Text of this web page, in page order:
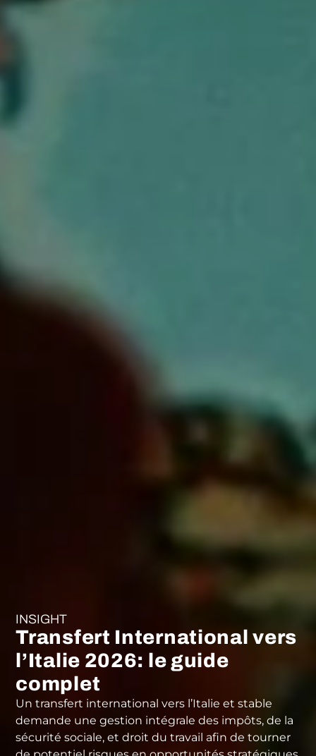
INSIGHT
Transfert International vers
l’Italie 2026: le guide
complet
Un transfert international vers l’Italie et stable
demande une gestion intégrale des impôts, de la
sécurité sociale, et droit du travail afin de tourner